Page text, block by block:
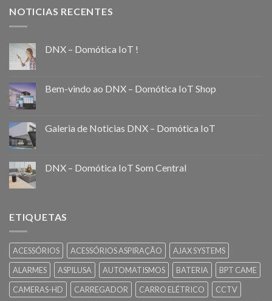
NOTICIAS RECENTES
DNX – Domótica IoT !
Bem-vindo ao DNX – Domótica IoT Shop
Galeria de Noticias DNX – Domótica IoT
DNX – Domótica IoT Som Central
ETIQUETAS
ACESSÓRIOS ACESSÓRIOS ASPIRAÇÃO
AJAX SYSTEMS
ALARMES
ASPILUSA AUTOMATISMOS BATERIA
BPT CAME
CAMERAS-HD
CARREGADOR CARRO ELÉTRICO
CCTV